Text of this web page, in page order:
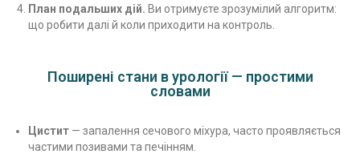
План подальших дій. Ви отримуєте зрозумілий алгоритм:
що робити далі й коли приходити на контроль.
Поширені стани в урології — простими
словами
Цистит — запалення сечового міхура, часто проявляється
частими позивами та печінням.